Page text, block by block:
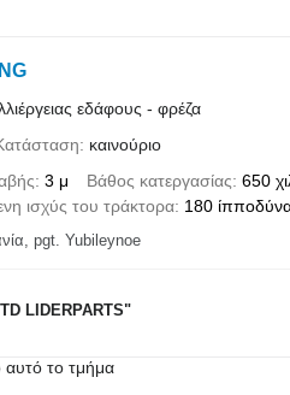
εδάφους - φρέζα
καινούριο
3 μ Βάθος κατεργασίας 650
ισχύς του τράκτορα 180
pgt. Yubileynoe
LIDERPARTS"
αυτό το τμήμα